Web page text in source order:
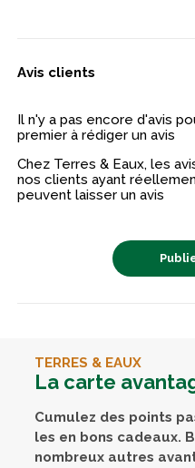
Avis clients
Il n'y a pas encore d'avis
premier à rédiger un avis
Chez Terres & Eaux, les
nos clients ayant
peuvent laisser un avis
TERRES & EAUX
La carte
Cumulez des points
les en bons cadeaux.
nombreux autres